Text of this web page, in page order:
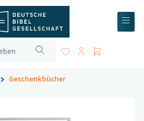
Geschenkbücher